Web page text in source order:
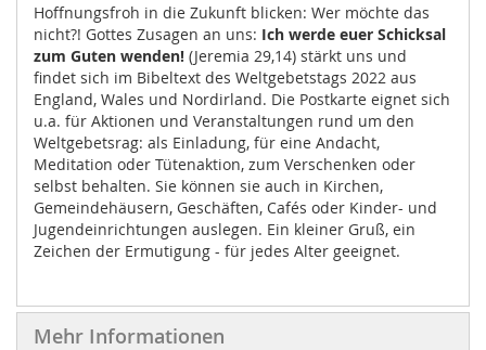
Hoffnungsfroh in die Zukunft blicken: Wer möchte das
nicht?! Gottes Zusagen an uns: Ich werde euer Schicksal
zum Guten wenden! (Jeremia 29,14) stärkt uns und
findet sich im Bibeltext des Weltgebetstags 2022 aus
England, Wales und Nordirland. Die Postkarte eignet sich
u.a. für Aktionen und Veranstaltungen rund um den
Weltgebetsrag: als Einladung, für eine Andacht,
Meditation oder Tütenaktion, zum Verschenken oder
selbst behalten. Sie können sie auch in Kirchen,
Gemeindehäusern, Geschäften, Cafés oder Kinder- und
Jugendeinrichtungen auslegen. Ein kleiner Gruß, ein
Zeichen der Ermutigung - für jedes Alter geeignet.
Mehr Informationen